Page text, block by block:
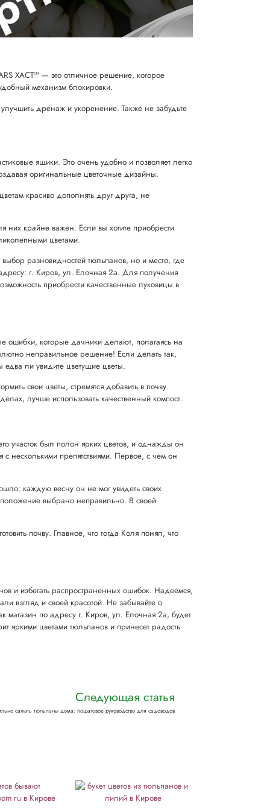
XACT™ — это отличное решение, которое
механизм блокировки.
дренаж и укоренение. Также не забудьте
ящики. Это очень удобно и позволяет легко
оригинальные цветочные дизайны.
красиво дополнять друг друга, не
них крайне важен. Если вы хотите приобрести
цветами.
разновидностей тюльпанов, но и место, где
г. Киров, ул. Елочная 2а. Для получения
приобрести качественные луковицы в
ошибки, которые дачники делают, полагаясь на
неправильное решение! Если делать так,
едва ли увидите цветущие цветы.
свои цветы, стремятся добавить в почву
лучше использовать качественный компост.
участок был полон ярких цветов, и однажды он
несколькими препятствиями. Первое, с чем он
каждую весну он не мог увидеть своих
выбрано неправильно. В своей
почву. Главное, что тогда Коля понял, что
и избегать распространенных ошибок. Надеемся,
взгляд и своей красотой. Не забывайте о
по адресу г. Киров, ул. Елочная 2а, будет
яркими цветами тюльпанов и принесет радость
Следующая статья
сажать тюльпаны дома: пошаговое руководство для садоводов